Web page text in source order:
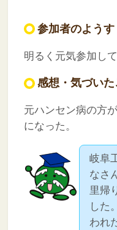
参加者のようす
明るく元気参加して
感想・気づい
元ハンセン病の方
になった。
岐阜
なさ
里帰
した
われ